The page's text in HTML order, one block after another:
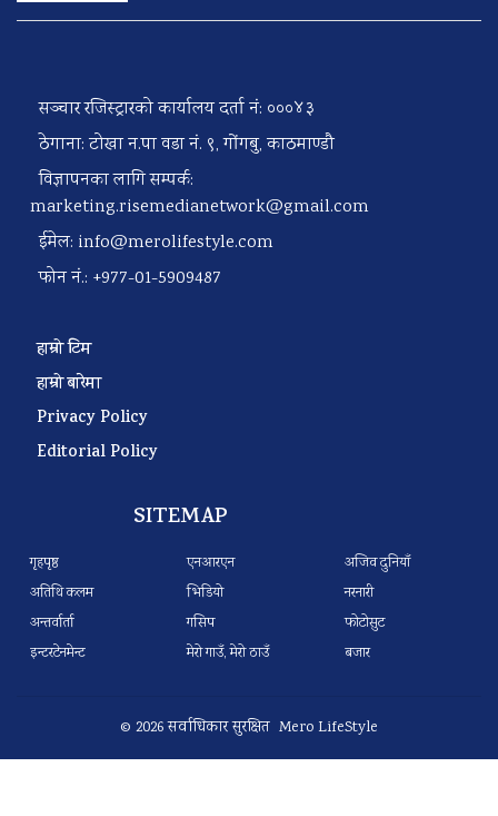
सञ्चार रजिस्ट्रारको कार्यालय दर्ता नं: ०००४३
ठेगाना: टोखा न.पा वडा नं. ९, गोंगबु, काठमाण्डौ
विज्ञापनका लागि सम्पर्क:
marketing.risemedianetwork@gmail.com
ईमेल: info@merolifestyle.com
फोन नं.: +977-01-5909487
हाम्रो टिम
हाम्रो बारेमा
Privacy Policy
Editorial Policy
SITEMAP
गृहपृष्ठ
अतिथि कलम
अन्तर्वार्ता
इन्टरटेनमेन्ट
एनआरएन
भिडियो
गसिप
मेरो गाउँ, मेरो ठाउँ
अजिव दुनियाँ
नरनारी
फोटोसुट
बजार
© 2026 सर्वाधिकार सुरक्षित Mero LifeStyle